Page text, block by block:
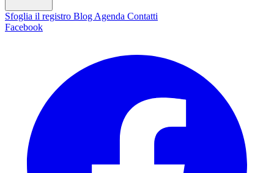
Sfoglia il registro Blog Agenda Contatti
Facebook